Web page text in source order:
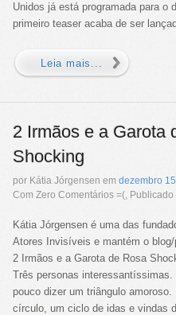
Unidos já está programada para o
primeiro teaser acaba de ser
Leia mais...
2 Irmãos e a Garota
Shocking
por Kátia Jórgensen em dezembro 15
Com Zero Comentários =(,
Kátia Jórgensen é uma das
Atores Invisíveis e mantém o
2 Irmãos e a Garota de Rosa
Três personas interessantíssimas.
pouco dizer um triângulo
círculo, um ciclo de idas e vindas